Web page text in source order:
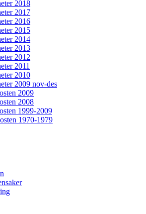
2018
2017
2016
2015
2014
2013
2012
2011
2010
2009 nov-des
2009
2008
1999-2009
1970-1979